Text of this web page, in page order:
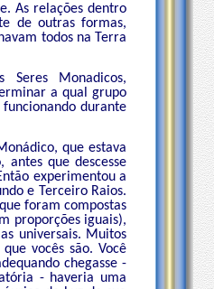
As relações dentro
de outras formas,
todos na Terra
Monadicos,
a qual grupo
durante
que estava
que descesse
experimentou a
e Terceiro Raios.
foram compostas
proporções iguais),
universais. Muitos
vocês são. Você
chegasse -
- haveria uma